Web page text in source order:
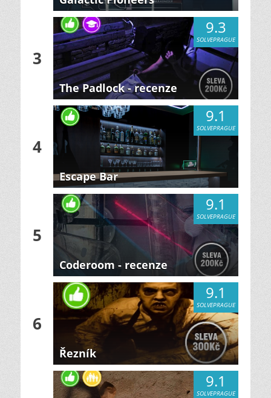
3
9.3
SOLVEPRAGUE
The Padlock - recenze
4
9.1
SOLVEPRAGUE
Escape Bar
5
9.1
SOLVEPRAGUE
Coderoom - recenze
6
9.1
SOLVEPRAGUE
Řezník
9.1
SOLVEPRAGUE